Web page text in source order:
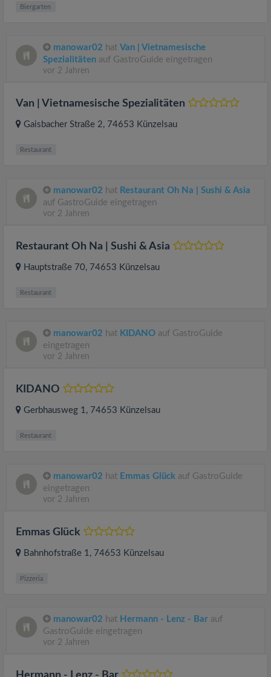
Biergarten
manowar02 hat Van | Vietnamesische
Spezialitäten auf GastroGuide eingetragen
vor 2 Jahren
Van | Vietnamesische Spezialitäten
Gaisbacher Straße 2, 74653 Künzelsau
Restaurant
manowar02 hat Restaurant Oh Na | Sushi & Asia
auf GastroGuide eingetragen
vor 2 Jahren
Restaurant Oh Na | Sushi & Asia
Hauptstraße 70, 74653 Künzelsau
Restaurant
manowar02 hat KIDANO auf GastroGuide
eingetragen
vor 2 Jahren
KIDANO
Gerbhausweg 1, 74653 Künzelsau
Restaurant
manowar02 hat Emmas Glück auf GastroGuide
eingetragen
vor 2 Jahren
Emmas Glück
Bahnhofstraße 1, 74653 Künzelsau
Pizzeria
manowar02 hat Hermann - Lenz - Bar auf
GastroGuide eingetragen
vor 2 Jahren